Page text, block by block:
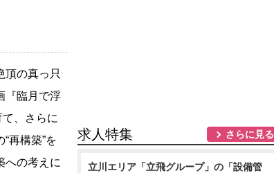
頂の真っ只
『臨月で浮
、さらに
再構築”を
への考えに
求人特集 さらに見る
立川エリア「立飛グループ」の「設備管